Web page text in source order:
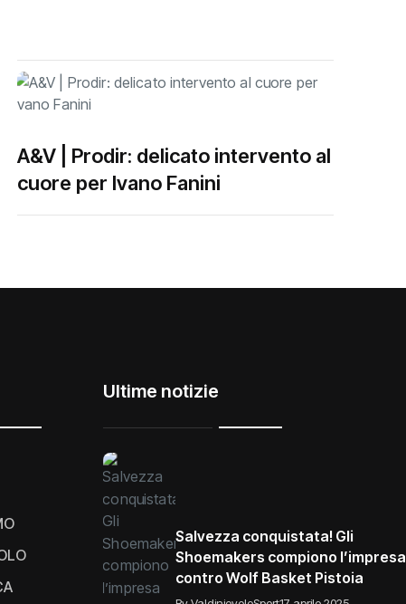
A&V | Prodir: delicato intervento al
cuore per Ivano Fanini
Ultime notizie
Salvezza conquistata! Gli
Shoemakers compiono l’impresa
contro Wolf Basket Pistoia